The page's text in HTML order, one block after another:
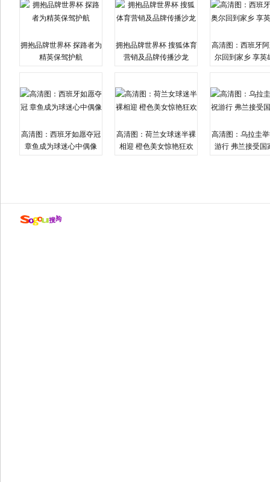
拥抱品牌世界杯 探路者为
精英保驾护航
拥抱品牌世界杯 搜狐体育
营销及品牌传播沙龙
高清图：西班牙
尔回到家乡 享英
高清图：西班牙如愿夺冠
章鱼成为球迷心中偶像
高清图：荷兰女球迷半裸
相迎 橙色美女惊艳狂欢
高清图：乌拉圭
游行 弗兰接受国